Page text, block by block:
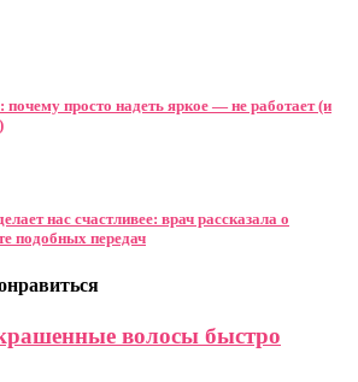
просто надеть яркое — не работает (и
нас счастливее: врач рассказала о
подобных передач
волосы быстро